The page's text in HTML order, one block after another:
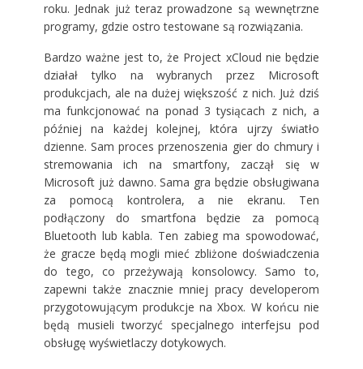
roku. Jednak już teraz prowadzone są wewnętrzne
programy, gdzie ostro testowane są rozwiązania.
Bardzo ważne jest to, że Project xCloud nie będzie
działał tylko na wybranych przez Microsoft
produkcjach, ale na dużej większość z nich. Już dziś
ma funkcjonować na ponad 3 tysiącach z nich, a
później na każdej kolejnej, która ujrzy światło
dzienne. Sam proces przenoszenia gier do chmury i
stremowania ich na smartfony, zaczął się w
Microsoft już dawno. Sama gra będzie obsługiwana
za pomocą kontrolera, a nie ekranu. Ten
podłączony do smartfona będzie za pomocą
Bluetooth lub kabla. Ten zabieg ma spowodować,
że gracze będą mogli mieć zbliżone doświadczenia
do tego, co przeżywają konsolowcy. Samo to,
zapewni także znacznie mniej pracy developerom
przygotowującym produkcje na Xbox. W końcu nie
będą musieli tworzyć specjalnego interfejsu pod
obsługę wyświetlaczy dotykowych.